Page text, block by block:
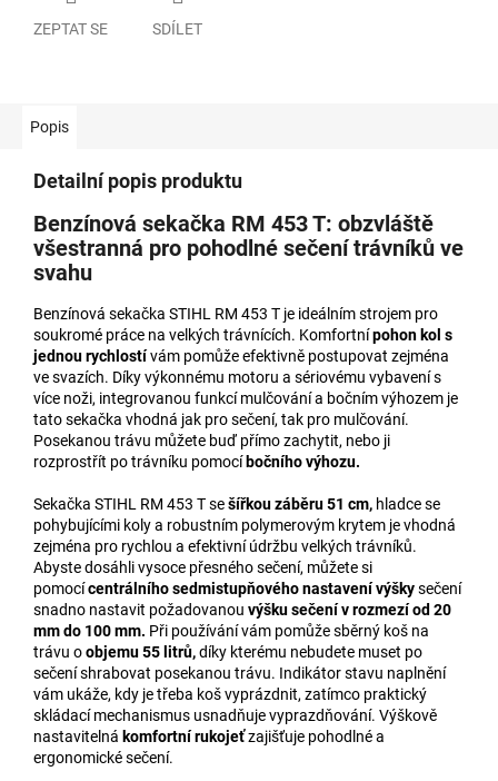
ZEPTAT SE SDÍLET
Popis
Detailní popis produktu
Benzínová sekačka RM 453 T: obzvláště
všestranná pro pohodlné sečení trávníků ve
svahu
Benzínová sekačka STIHL RM 453 T je ideálním strojem pro
soukromé práce na velkých trávnících. Komfortnípohon kol s
jednou rychlostívám pomůže efektivně postupovat zejména
ve svazích. Díky výkonnému motoru a sériovému vybavení s
více noži, integrovanou funkcí mulčování a bočním výhozem je
tato sekačka vhodná jak pro sečení, tak pro mulčování.
Posekanou trávu můžete buď přímo zachytit, nebo ji
rozprostřít po trávníku pomocíbočního výhozu.
Sekačka STIHL RM 453 T sešířkou záběru 51 cm, hladce se
pohybujícími koly a robustním polymerovým krytem je vhodná
zejména pro rychlou a efektivní údržbu velkých trávníků.
Abyste dosáhli vysoce přesného sečení, můžete si
pomocícentrálního sedmistupňového nastavení výškysečení
snadno nastavit požadovanou výšku sečení v rozmezí od 20
mm do 100 mm. Při používání vám pomůže sběrný koš na
trávu oobjemu 55 litrů,díky kterému nebudete muset po
sečení shrabovat posekanou trávu. Indikátor stavu naplnění
vám ukáže, kdy je třeba koš vyprázdnit, zatímco praktický
skládací mechanismus usnadňuje vyprazdňování. Výškově
nastavitelná komfortní rukojeťzajišťuje pohodlné a
ergonomické sečení.